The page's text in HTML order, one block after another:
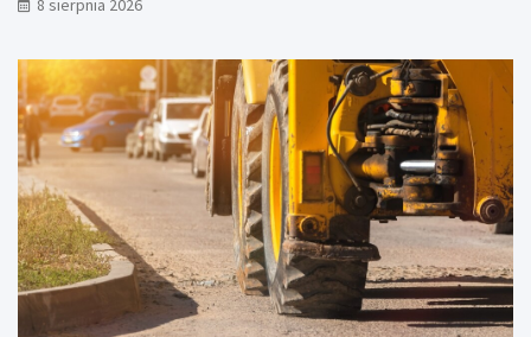
z
o
d
ę
p
o
J
a
p
o
n
i
u
m
ł
o
d
z
i
e
ż
o
w
e
8 sierpnia 2026